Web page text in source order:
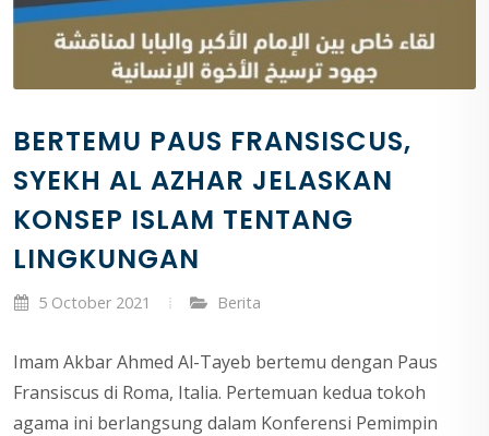
BERTEMU PAUS FRANSISCUS,
SYEKH AL AZHAR JELASKAN
KONSEP ISLAM TENTANG
LINGKUNGAN
5 October 2021 Berita
Imam Akbar Ahmed Al-Tayeb bertemu dengan Paus
Fransiscus di Roma, Italia. Pertemuan kedua tokoh
agama ini berlangsung dalam Konferensi Pemimpin